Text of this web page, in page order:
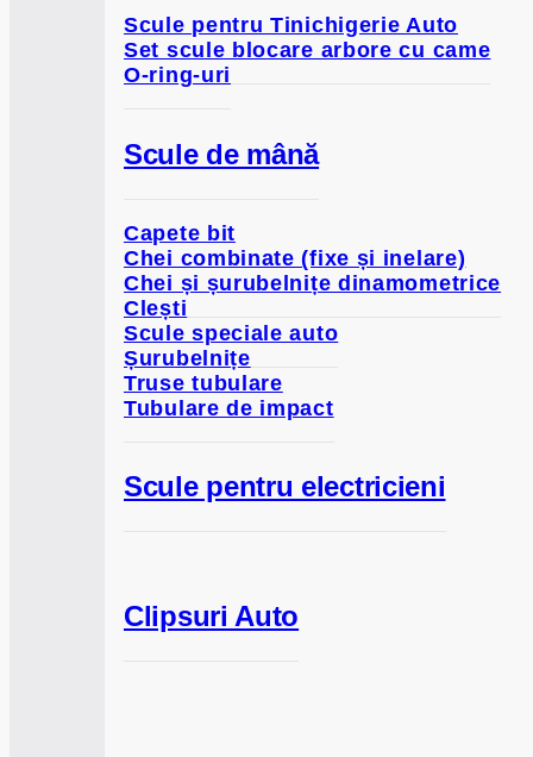
Scule pentru Tinichigerie Auto
Set scule blocare arbore cu came
O-ring-uri
Scule de mână
Capete bit
Chei combinate (fixe și inelare)
Chei și șurubelnițe dinamometrice
Clești
Scule speciale auto
Șurubelnițe
Truse tubulare
Tubulare de impact
Scule pentru electricieni
Clipsuri Auto